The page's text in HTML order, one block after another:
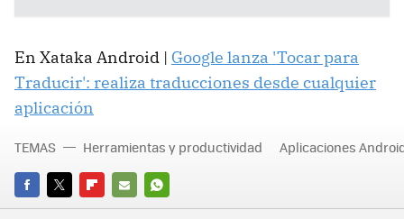
En Xataka Android | Google lanza 'Tocar para
Traducir': realiza traducciones desde cualquier
aplicación
FACEBOOK
TWITTERFLIPBOARD
E-
WHATSAPP
TEMAS Herramientas y productividad Aplicaciones